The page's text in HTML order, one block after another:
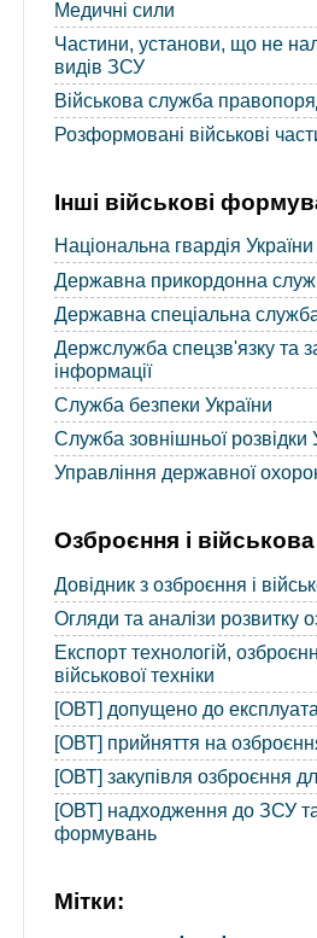
Медичні сили
Частини, установи, що не
видів ЗСУ
Військова служба
Розформовані військові
Інші військові
Національна гвардія України
Державна прикордонна
Державна спеціальна
Держслужба спецзв'язку та
інформації
Служба безпеки України
Служба зовнішньої розвідки
Управління державної
Озброєння і військова
Довідник з озброєння і
Огляди та аналізи розвитку
Експорт технологій,
військової техніки
[ОВТ] допущено до
[ОВТ] прийняття на
[ОВТ] закупівля озброєння
[ОВТ] надходження до ЗСУ
формувань
Мітки: